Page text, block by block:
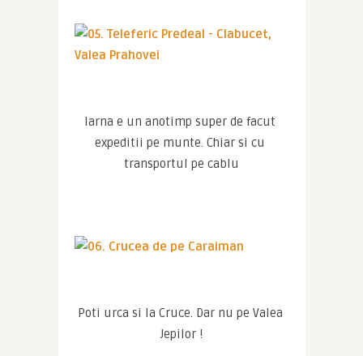
Iarna e un anotimp super de facut
expeditii pe munte. Chiar si cu
transportul pe cablu
Poti urca si la Cruce. Dar nu pe Valea
Jepilor !